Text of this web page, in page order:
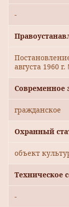
-
августа 1960
Современное
гражданское
Охранный
объект
Техническое
-